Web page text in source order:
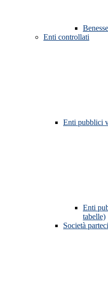
Enti controllati
Enti pubblici
Enti
tabelle)
Società